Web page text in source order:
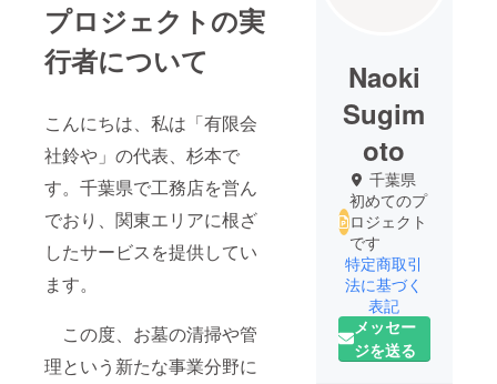
プロジェクトの実
行者について
こんにちは、私は「有限会
社鈴や」の代表、杉本️で
す。千葉県で工務店を営ん
でおり、関東エリアに根ざ
したサービスを提供してい
ます。
この度、お墓の清掃や管
理という新たな事業分野に
Naoki
Sugim
oto
千葉県
初めてのプ
ロジェクト
です
特定商取引
法に基づく
表記
メッセー
ジを送る